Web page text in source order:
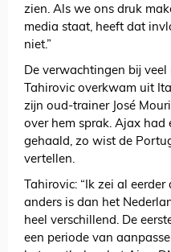
zien. Als we ons druk
media staat, heeft dat
niet.”
De verwachtingen bij
Tahirovic overkwam uit
zijn oud-trainer José
over hem sprak. Ajax
gehaald, zo wist de
vertellen.
Tahirovic: “Ik zei al
anders is dan het
heel verschillend. De
een periode van